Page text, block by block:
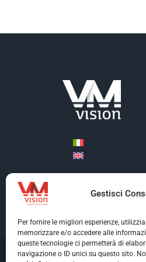
Gestisci
Per fornire le migliori esperienze,
memorizzare e/o accedere alle
queste tecnologie ci permetterà di
navigazione o ID unici su questo sito.